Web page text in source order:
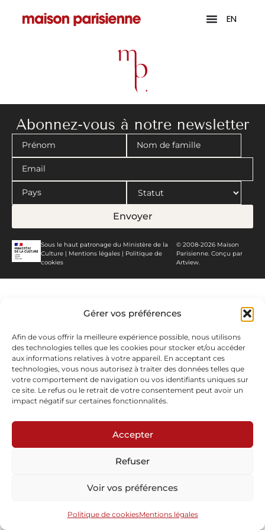
Gérer vos préférences
Afin de vous offrir la meilleure expérience possible, nous utilisons
des technologies telles que les cookies pour stocker et/ou accéder
aux informations relatives à votre appareil. En acceptant ces
technologies, vous nous autorisez à traiter des données telles que
votre comportement de navigation ou vos identifiants uniques sur
ce site. Le refus ou le retrait de votre consentement peut avoir un
impact négatif sur certaines fonctionnalités.
Accepter
Refuser
Voir vos préférences
Politique de cookiesMentions légales
EN
Abonnez-vous à notre newsletter
Envoyer
Sous le haut patronage du Ministère de la
Culture | Mentions légales | Politique de
cookies
© 2008-2026 Maison
Parisienne. Conçu par
Artview.